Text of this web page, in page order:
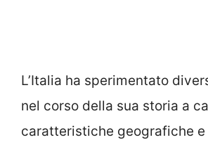
L’Italia ha sperimentato
nel corso della sua storia a
caratteristiche geografiche